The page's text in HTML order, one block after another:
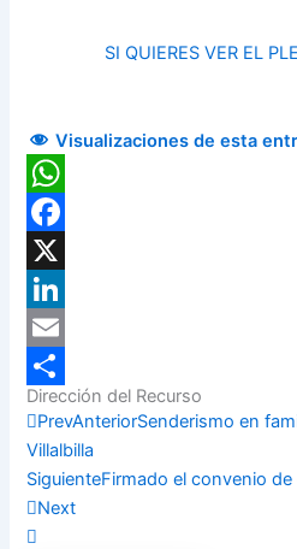
SI QUIERES VER EL
Visualizaciones de esta
WhatsApp
Facebook
X
LinkedIn
Email
Compartir
Dirección del Recurso
PrevAnteriorSenderismo en
Villalbilla
SiguienteFirmado el convenio
Next